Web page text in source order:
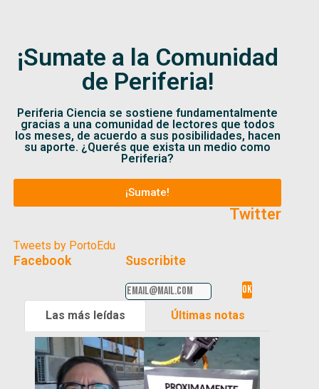
¡Sumate a la Comunidad
de Periferia!
Periferia Ciencia se sostiene fundamentalmente
gracias a una comunidad de lectores que todos
los meses, de acuerdo a sus posibilidades, hacen
su aporte. ¿Querés que exista un medio como
Periferia?
¡Sumate!
Twitter
Tweets by PortoEdu
Facebook Suscribite
Las más leídas Últimas notas